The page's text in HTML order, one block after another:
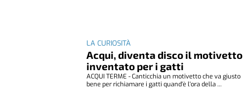
LA CURIOSITÀ
Acqui, diventa disco il motivetto
inventato per i gatti
ACQUI TERME - Canticchia un motivetto che va giusto
bene per richiamare i gatti quand'è l'ora della ...